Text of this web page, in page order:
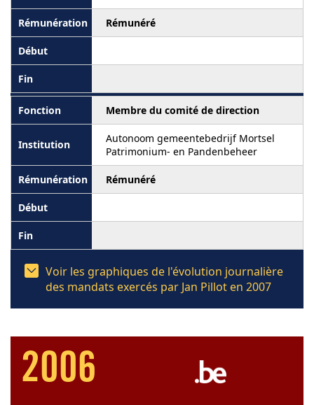
Rémunéré
Membre du comité de direction
Autonoom gemeentebedrijf Mortsel
Patrimonium- en Pandenbeheer
Rémunéré
Voir les graphiques de l'évolution journalière
des mandats exercés par Jan Pillot en 2007
2006